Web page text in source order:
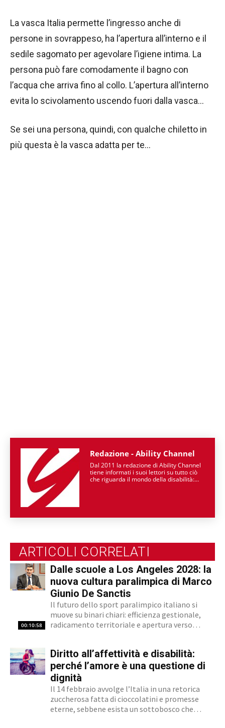
La vasca Italia permette l’ingresso anche di
persone in sovrappeso, ha l’apertura all’interno e il
sedile sagomato per agevolare l’igiene intima. La
persona può fare comodamente il bagno con
l’acqua che arriva fino al collo. L’apertura all’interno
evita lo scivolamento uscendo fuori dalla vasca…
Se sei una persona, quindi, con qualche chiletto in
più questa è la vasca adatta per te…
Redazione - Ability Channel
Dal 2011 la redazione di Ability Channel
tiene informati i suoi lettori su tutto ciò
che riguarda il mondo della disabilità:
ARTICOLI CORRELATI
00:10:58
Dalle scuole a Los Angeles 2028: la
nuova cultura paralimpica di Marco
Giunio De Sanctis
Il futuro dello sport paralimpico italiano si
muove su binari chiari: efficienza gestionale,
radicamento territoriale e apertura verso
ha delineato una strategia che punta a
trasformare il movimento da ente di gestione...
Diritto all’affettività e disabilità:
perché l’amore è una questione di
dignità
Il 14 febbraio avvolge l’Italia in una retorica
zuccherosa fatta di cioccolatini e promesse
eterne, sebbene esista un sottobosco che